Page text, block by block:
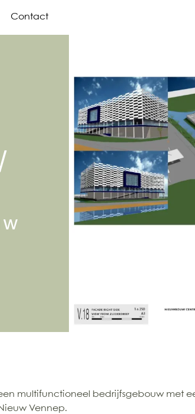
Contact
multifunctioneel bedrijfsgebouw met
Vennep.